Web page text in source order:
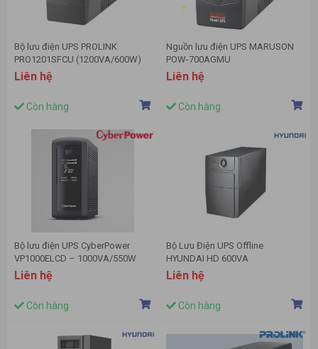
Bộ lưu điện UPS PROLINK
PRO1201SFCU (1200VA/600W)
Liên hệ
Còn hàng
Nguồn lưu điện UPS MARUSON
POW-700AGMU
Liên hệ
Còn hàng
Bộ lưu điện UPS CyberPower
VP1000ELCD – 1000VA/550W
Liên hệ
Còn hàng
Bộ Lưu Điện UPS Offline
HYUNDAI HD 600VA
(600VA/360W)
Liên hệ
Còn hàng